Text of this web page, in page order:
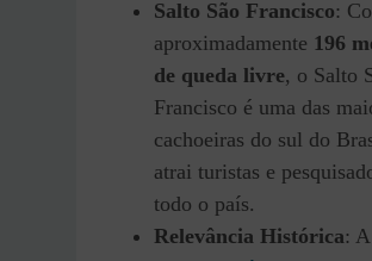
Salto São Francisco:
aproximadamente 196
de queda livre, o Salto
Francisco é uma das
cachoeiras do sul do
atrai turistas e
todo o país.
Relevância Histórica: